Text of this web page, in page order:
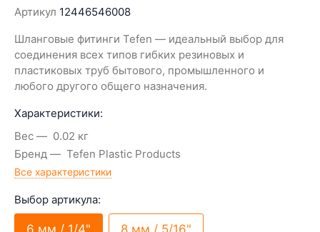
Артикул 12446546008
Шланговые фитинги Tefen — идеальный выбор для
соединения всех типов гибких резиновых и
пластиковых труб бытового, промышленного и
любого другого общего назначения.
Характеристики:
Вес
0.02 кг
Бренд
Tefen Plastic Products
Все характеристики
Выбор артикула:
6 мм / 1/4" 8 мм / 5/16"